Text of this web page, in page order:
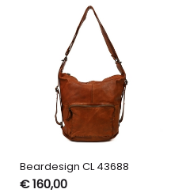
Beardesign CL 43688
€ 160,00